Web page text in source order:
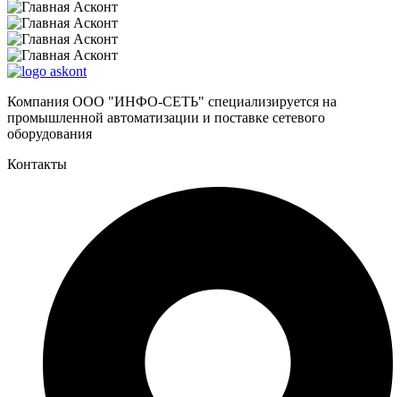
Компания ООО "ИНФО-СЕТЬ" специализируется на
промышленной автоматизации и поставке сетевого
оборудования
Контакты